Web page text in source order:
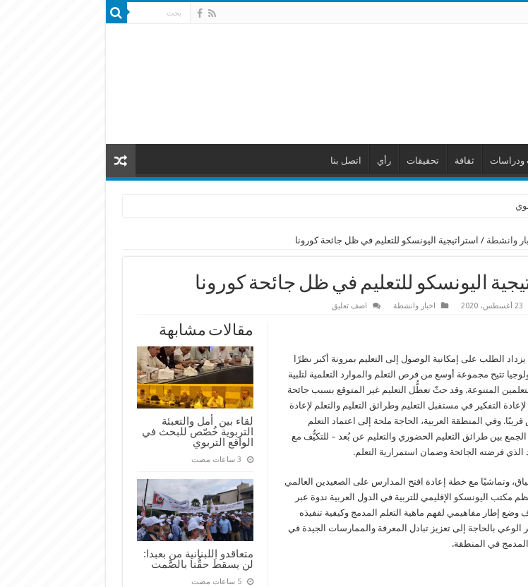
ودراسات ثقافة تحقيقات رأي اتصل بنا
وانشطة / استراتيجية اليونسكو للتعليم في ظل جائحة كورونا
اليونسكو للتعليم في ظل جائحة كورونا
23 أغسطس، 2020 اخبار وانشطة اضف تعليق
مقالات مشابهة
لقاء بين أمل والتعبئة
التربوية خُصّص للبحث في
الواقع التربوي
متعاقدو اللبنانية من بعبدا:
لن يسقطَ حقُّنا بالصَّمت
‏5 ساعات مضت
يزداد الطلب على إمكانية الوصول إلى التعليم بمرونة أكبر نظرًا
تتيح مجموعة أوسع من فرص التعلم والموارد التعلمية لتلبية
المتنوعة. وقد حثّ تعطُّل التعليم غير المتوقع بسبب جائحة
التفكير في مستقبل التعليم وطرائق التعليم والتعلم لإعادة
وفي المنطقة العربية، الحاجة ملحة إلى اعتماد التعلم
بين طرائق التعليم الحضوري والتعليم عن بُعد – للتكيُّف مع
الذي فرضته الجائحة وضمان استمرارية التعلم.
وتماشيًا مع خطة إعادة افتح المدارس على الصعيدين العالمي
مكتب اليونسكو الإقليمي للتربية في الدول العربية ندوة عبر
وضع إطار مفاهيمي لفهم ماهية التعلم المدمج وكيفية تنفيذه
الوعي بالحاجة إلى تعزيز تبادل المعرفة والممارسات الجيدة في
المدمج في المنطقة.